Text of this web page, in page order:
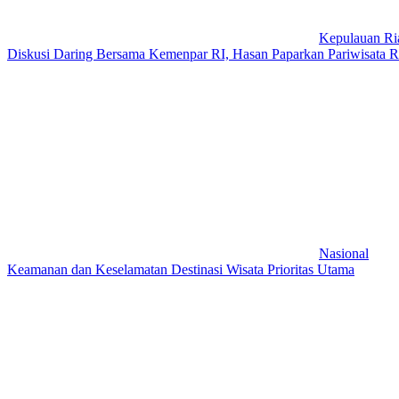
Kepulauan
Diskusi Daring Bersama Kemenpar RI, Hasan Paparkan Pariwisata
Nasional
Keamanan dan Keselamatan Destinasi Wisata Prioritas Utama